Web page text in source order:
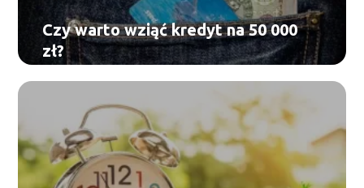
Czy warto wziąć kredyt na 50 000
zł?